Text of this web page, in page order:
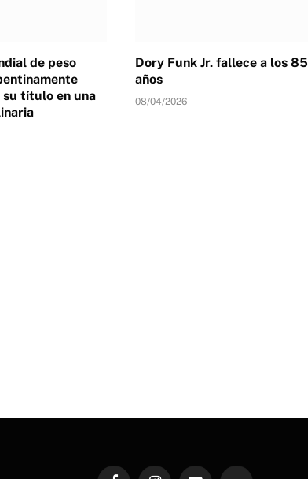
de peso
su título en una
Dory Funk Jr. fallece a los 85
años
08/04/2026